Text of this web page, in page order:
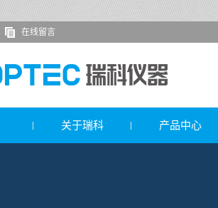
在线留言
关于瑞科 产品中心